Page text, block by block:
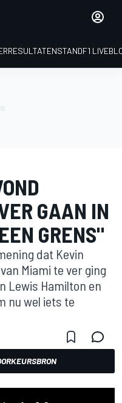
RESULTATENSTANDF1
GAAN IN
GRENS"
dat Kevin
Miami te ver ging
Lewis Hamilton en
nu wel iets te